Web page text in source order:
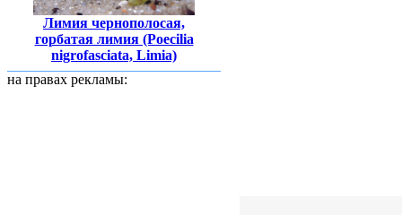
Лимия чернополосая,
горбатая лимия (Poecilia
nigrofasciata, Limia)
на правах рекламы: